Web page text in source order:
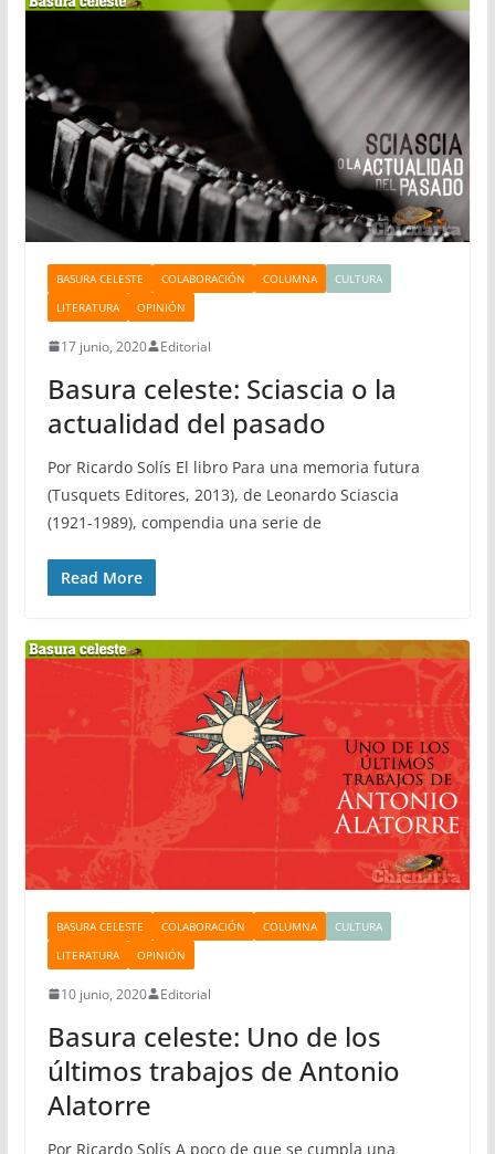
BASURA CELESTE COLABORACIÓN COLUMNA
CULTURA
LITERATURA
OPINIÓN
17 junio, 2020 Editorial
Basura celeste: Sciascia o la
actualidad del pasado
Por Ricardo Solís El libro Para una memoria futura
(Tusquets Editores, 2013), de Leonardo Sciascia
(1921-1989), compendia una serie de
Read More
BASURA CELESTE COLABORACIÓN COLUMNA
CULTURA
LITERATURA
OPINIÓN
10 junio, 2020 Editorial
Basura celeste: Uno de los
últimos trabajos de Antonio
Alatorre
Por Ricardo Solís A poco de que se cumpla una